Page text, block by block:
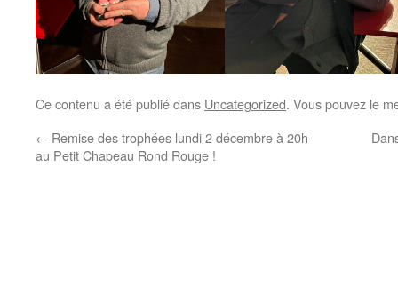
Ce contenu a été publié dans Uncategorized. Vous pouvez le
← Remise des trophées lundi 2 décembre à 20h
au Petit Chapeau Rond Rouge !